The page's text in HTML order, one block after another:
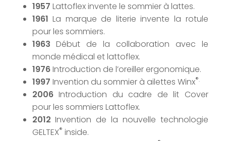
1957 Lattoflex invente le sommier à lattes.
1961 La marque de literie invente la rotule
pour les sommiers.
1963 Début de la collaboration avec le
monde médical et lattoflex.
1976Introduction de l’oreiller ergonomique.
1997 Invention du sommier à ailettes Winx®.
2006 Introduction du cadre de lit Cover
pour les sommiers Lattoflex.
2012Invention de la nouvelle technologie
GELTEX® inside.